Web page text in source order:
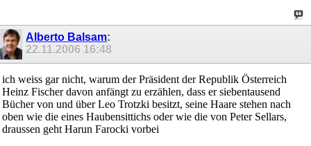
Alberto Balsam:
22.11.2006 16:48
ich weiss gar nicht, warum der Präsident der Republik Österreich
Heinz Fischer davon anfängt zu erzählen, dass er siebentausend
Bücher von und über Leo Trotzki besitzt, seine Haare stehen nach
oben wie die eines Haubensittichs oder wie die von Peter Sellars,
draussen geht Harun Farocki vorbei